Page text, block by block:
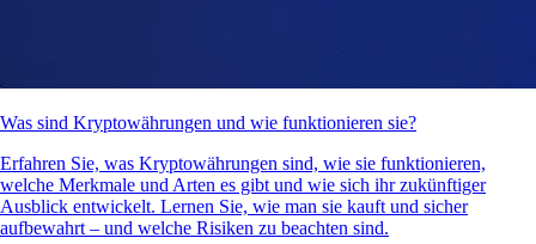
Was sind Kryptowährungen und wie funktionieren sie?
Erfahren Sie, was Kryptowährungen sind, wie sie funktionieren,
welche Merkmale und Arten es gibt und wie sich ihr zukünftiger
Ausblick entwickelt. Lernen Sie, wie man sie kauft und sicher
aufbewahrt – und welche Risiken zu beachten sind.